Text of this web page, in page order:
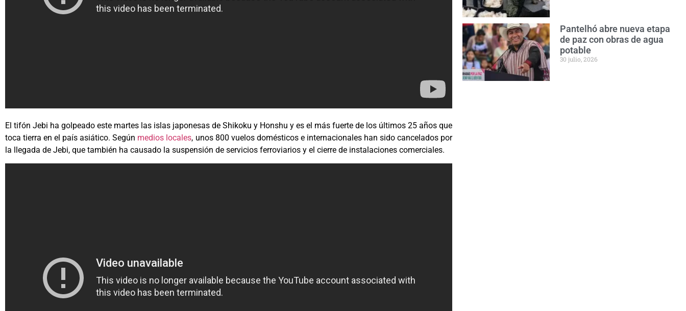
El tifón Jebi ha golpeado este martes las islas japonesas de Shikoku y Honshu y es el más fuerte de los últimos 25 años que
toca tierra en el país asiático. Según medios locales, unos 800 vuelos domésticos e internacionales han sido cancelados por
la llegada de Jebi, que también ha causado la suspensión de servicios ferroviarios y el cierre de instalaciones comerciales.
Pantelhó abre nueva etapa
de paz con obras de agua
potable
30 julio, 2026